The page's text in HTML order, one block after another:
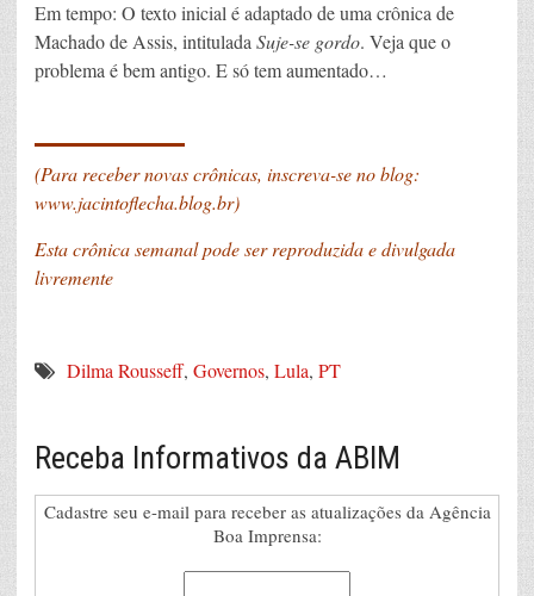
Em tempo: O texto inicial é adaptado de uma crônica de
Machado de Assis, intituladaSuje-se gordo. Veja que o
problema é bem antigo. E só tem aumentado…
(Para receber novas crônicas, inscreva-se no blog:
www.jacintoflecha.blog.br)
Esta crônica semanal pode ser reproduzida e divulgada
livremente
Dilma Rousseff, Governos, Lula, PT
Receba Informativos da ABIM
Cadastre seu e-mail para receber as atualizações da Agência
Boa Imprensa: